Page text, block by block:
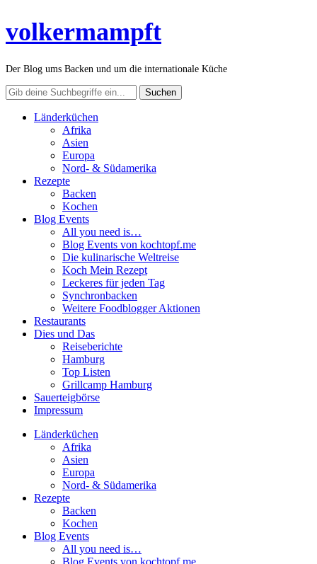
volkermampft
Der Blog ums Backen und um die internationale Küche
Länderküchen
Afrika
Asien
Europa
Nord- & Südamerika
Rezepte
Backen
Kochen
Blog Events
All you need is…
Blog Events von kochtopf.me
Die kulinarische Weltreise
Koch Mein Rezept
Leckeres für jeden Tag
Synchronbacken
Weitere Foodblogger Aktionen
Restaurants
Dies und Das
Reiseberichte
Hamburg
Top Listen
Grillcamp Hamburg
Sauerteigbörse
Impressum
Länderküchen
Afrika
Asien
Europa
Nord- & Südamerika
Rezepte
Backen
Kochen
Blog Events
All you need is…